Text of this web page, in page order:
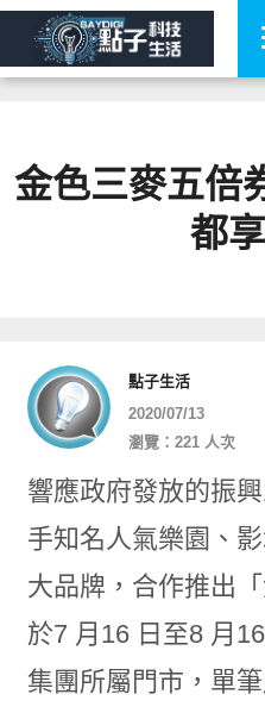
金色三麥五倍
都
點子生活
2020/07/13
瀏覽：221 人次
響應政府發放的振
手知名人氣樂園、
大品牌，合作推出
於7 月16 日至8 月
集團所屬門市，單